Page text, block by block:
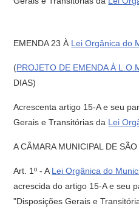
EMENDA 23 À Lei Orgânica do
(PROJETO DE EMENDA À
DIAS)
Acrescenta artigo 15-A e seu
Gerais e Transitórias da Lei
A CÂMARA MUNICIPAL DE
Art. 1º - A Lei Orgânica do
acrescida do artigo 15-A e seu
"Disposições Gerais e